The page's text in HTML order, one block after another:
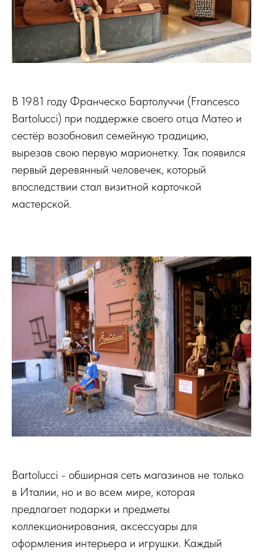
В 1981 году Франческо Бартолуччи (Francesco
Bartolucci) при поддержке своего отца Матео и
сестёр возобновил семейную традицию,
вырезав свою первую марионетку. Так появился
первый деревянный человечек, который
впоследствии стал визитной карточкой
мастерской.
Bartolucci - обширная сеть магазинов не только
в Италии, но и во всем мире, которая
предлагает подарки и предметы
коллекционирования, аксессуары для
оформления интерьера и игрушки. Каждый